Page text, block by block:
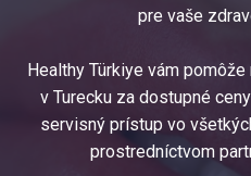
pre vaše
Healthy Türkiye vám
v Turecku za dostupné
servisný prístup vo
prostredníctvom